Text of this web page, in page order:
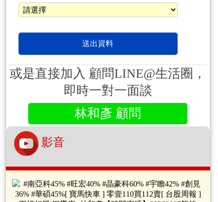
或是直接加入 顧問LINE@生活圈，
即時一對一面談
林和彥 顧問
影音